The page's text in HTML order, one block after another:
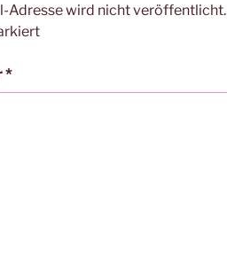
Adresse wird nicht veröffentlicht.
*